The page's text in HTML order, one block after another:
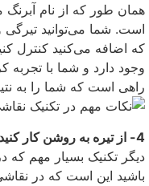
همان طور که از نام
است. شما می‌توانید
که اضافه می‌کنید کنترل
وجود دارد و شما با تجربه
راهی است که شما را به
4- از تیره به روشن کار کنید
دیگر تکنیک بسیار مهم که
باشید این است که در نقاشی